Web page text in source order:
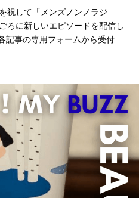
祝して「メンズノンノラジ
に新しいエピソードを配信し
記事の専用フォームから受付